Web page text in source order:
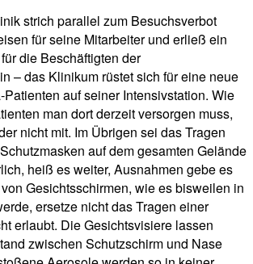
strich parallel zum Besuchsverbot
für seine Mitarbeiter und erließ ein
die Beschäftigten der
– das Klinikum rüstet sich für eine neue
auf seiner Intensivstation. Wie
man dort derzeit versorgen muss,
nicht mit. Im Übrigen sei das Tragen
auf dem gesamten Gelände
heiß es weiter, Ausnahmen gebe es
Gesichtsschirmen, wie es bisweilen in
ersetze nicht das Tragen einer
erlaubt. Die Gesichtsvisiere lassen
zwischen Schutzschirm und Nase